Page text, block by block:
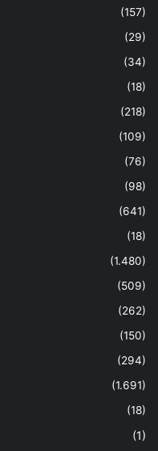
(157)
(29)
(34)
(18)
(218)
(109)
(76)
(98)
(641)
(18)
(1.480)
(509)
(262)
(150)
(294)
(1.691)
(18)
(1)